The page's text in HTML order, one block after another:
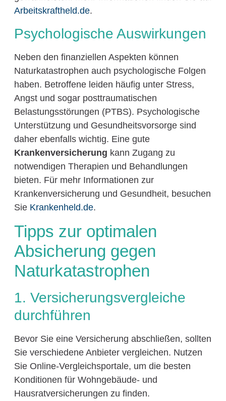
Arbeitskraftheld.de.
Psychologische Auswirkungen
Neben den finanziellen Aspekten können
Naturkatastrophen auch psychologische Folgen
haben. Betroffene leiden häufig unter Stress,
Angst und sogar posttraumatischen
Belastungsstörungen (PTBS). Psychologische
Unterstützung und Gesundheitsvorsorge sind
daher ebenfalls wichtig. Eine gute
Krankenversicherung kann Zugang zu
notwendigen Therapien und Behandlungen
bieten. Für mehr Informationen zur
Krankenversicherung und Gesundheit, besuchen
Sie Krankenheld.de.
Tipps zur optimalen
Absicherung gegen
Naturkatastrophen
1. Versicherungsvergleiche
durchführen
Bevor Sie eine Versicherung abschließen, sollten
Sie verschiedene Anbieter vergleichen. Nutzen
Sie Online-Vergleichsportale, um die besten
Konditionen für Wohngebäude- und
Hausratversicherungen zu finden.